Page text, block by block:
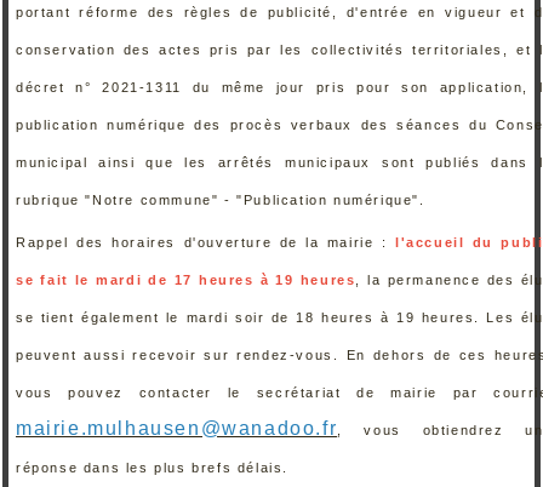
portant réforme des règles de publicité, d'entrée en vigueur et
conservation des actes pris par les collectivités territoriales, et
décret n° 2021-1311 du même jour pris pour son application,
publication numérique des procès verbaux des séances du
municipal ainsi que les arrêtés municipaux sont publiés dans
rubrique "Notre commune" - "Publication numérique".
Rappel des horaires d'ouverture de la mairie : l'accueil du
se fait le mardi de 17 heures à 19 heures , la permanence des
se tient également le mardi soir de 18 heures à 19 heures. Les
peuvent aussi recevoir sur rendez-vous. En dehors de ces
vous pouvez contacter le secrétariat de mairie par
mairie.mulhausen@wanadoo.fr , vous obtiendrez
réponse dans les plus brefs délais.